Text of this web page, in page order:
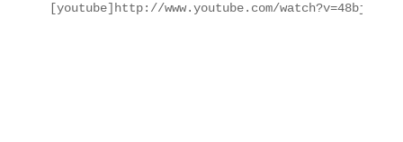
[youtube]http://www.youtube.com/